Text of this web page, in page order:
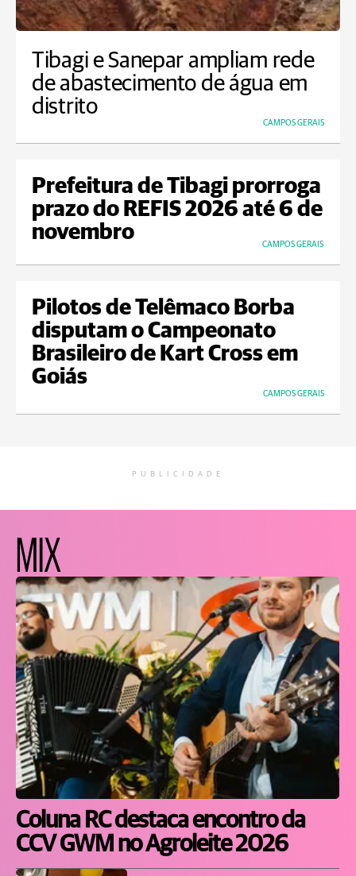
Tibagi e Sanepar ampliam rede
de abastecimento de água em
distrito
CAMPOS GERAIS
Prefeitura de Tibagi prorroga
prazo do REFIS 2026 até 6 de
novembro
CAMPOS GERAIS
Pilotos de Telêmaco Borba
disputam o Campeonato
Brasileiro de Kart Cross em
Goiás
CAMPOS GERAIS
PUBLICIDADE
MIX
Coluna RC destaca encontro da
CCV GWM no Agroleite 2026